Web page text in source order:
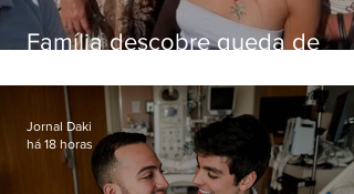
Família descobre queda de
enquanto aguardava segundo
voo
Jornal Daki
há 18 horas